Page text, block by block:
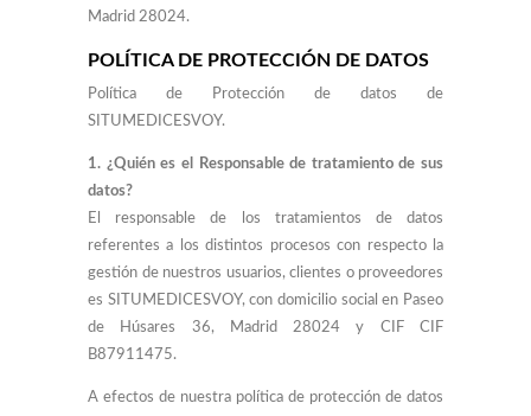
Madrid 28024.
POLÍTICA DE PROTECCIÓN DE DATOS
Política de Protección de datos de
SITUMEDICESVOY.
1. ¿Quién es el Responsable de tratamiento de sus
datos?
El responsable de los tratamientos de datos
referentes a los distintos procesos con respecto la
gestión de nuestros usuarios, clientes o proveedores
es SITUMEDICESVOY, con domicilio social en Paseo
de Húsares 36, Madrid 28024 y CIF CIF
B87911475.
A efectos de nuestra política de protección de datos